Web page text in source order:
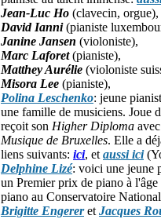
Jean-Luc Ho (clavecin, orgue),
David Ianni(pianiste
Janine Jansen (violoniste),
Marc Laforet(pianiste),
Matthey Aurélie (violoniste
Misora Lee (pianiste),
Polina Leschenko: jeune
une famille de musiciens. Joue
reçoit son Higher Diploma
Musique de Bruxelles. Elle a
liens suivants: ici, et aussi ici
Delphine Lizé: voici une jeune
un Premier prix de piano à
piano au Conservatoire
Brigitte Engereret Jacques